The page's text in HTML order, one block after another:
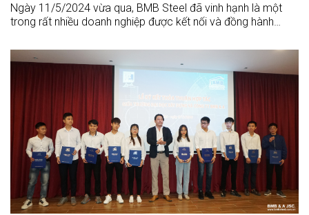
Ngày 11/5/2024 vừa qua, BMB Steel đã vinh hạnh là một
trong rất nhiều doanh nghiệp được kết nối và đồng hành
TPHCM.